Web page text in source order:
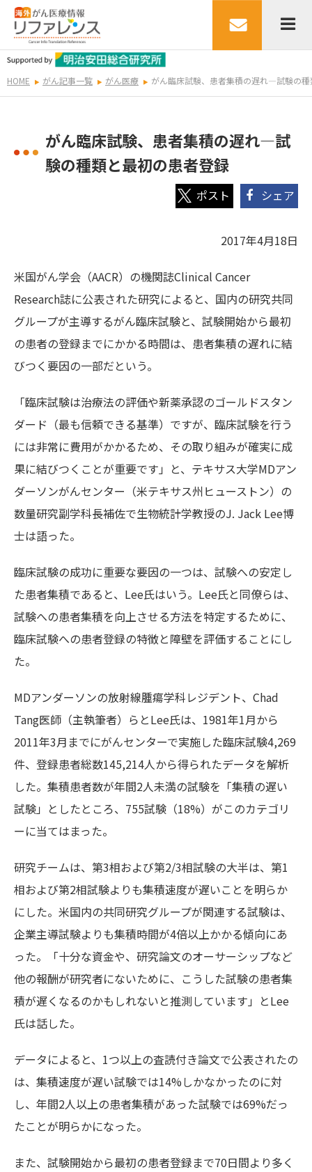
HOME がん記事一覧 がん医療 がん臨床試験、患者集積の遅れ―試験の
がん臨床試験、患者集積の遅れ―試
験の種類と最初の患者登録
シェア
2017年4月18日
米国がん学会（AACR）の機関誌Clinical Cancer
Research誌に公表された研究によると、国内の研究共同
グループが主導するがん臨床試験と、試験開始から最初
の患者の登録までにかかる時間は、患者集積の遅れに結
びつく要因の一部だという。
「臨床試験は治療法の評価や新薬承認のゴールドスタン
ダード（最も信頼できる基準）ですが、臨床試験を行う
には非常に費用がかかるため、その取り組みが確実に成
果に結びつくことが重要です」と、テキサス大学MDアン
ダーソンがんセンター（米テキサス州ヒューストン）の
数量研究副学科長補佐で生物統計学教授のJ. Jack Lee博
士は語った。
臨床試験の成功に重要な要因の一つは、試験への安定し
た患者集積であると、Lee氏はいう。Lee氏と同僚らは、
試験への患者集積を向上させる方法を特定するために、
臨床試験への患者登録の特徴と障壁を評価することにし
た。
MDアンダーソンの放射線腫瘍学科レジデント、Chad
Tang医師（主執筆者）らとLee氏は、1981年1月から
2011年3月までにがんセンターで実施した臨床試験4,269
件、登録患者総数145,214人から得られたデータを解析
した。集積患者数が年間2人未満の試験を「集積の遅い
試験」としたところ、755試験（18%）がこのカテゴリ
ーに当てはまった。
研究チームは、第3相および第2/3相試験の大半は、第1
相および第2相試験よりも集積速度が遅いことを明らか
にした。米国内の共同研究グループが関連する試験は、
企業主導試験よりも集積時間が4倍以上かかる傾向にあ
った。「十分な資金や、研究論文のオーサーシップなど
他の報酬が研究者にないために、こうした試験の患者集
積が遅くなるのかもしれないと推測しています」とLee
氏は話した。
データによると、1つ以上の査読付き論文で公表されたの
は、集積速度が遅い試験では14%しかなかったのに対
し、年間2人以上の患者集積があった試験では69%だっ
たことが明らかになった。
また、試験開始から最初の患者登録まで70日間より多く